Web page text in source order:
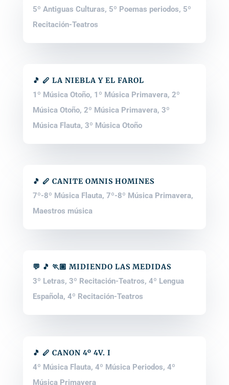
5º Antiguas Culturas, 5º Poemas periodos, 5º
Recitación-Teatros
🎵 🪈 LA NIEBLA Y EL FAROL
1º Música Otoño, 1º Música Primavera, 2º
Música Otoño, 2º Música Primavera, 3º
Música Flauta, 3º Música Otoño
🎵 🪈 CANITE OMNIS HOMINES
7º-8º Música Flauta, 7º-8º Música Primavera,
Maestros música
💬 🎵 🏃🏽 MIDIENDO LAS MEDIDAS
3º Letras, 3º Recitación-Teatros, 4º Lengua
Española, 4º Recitación-Teatros
🎵 🪈 CANON 4º 4V. I
4º Música Flauta, 4º Música Periodos, 4º
Música Primavera